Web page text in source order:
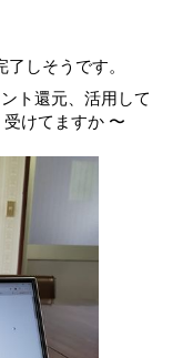
しそうです。
ト還元 、活用して
、受けてますか 〜